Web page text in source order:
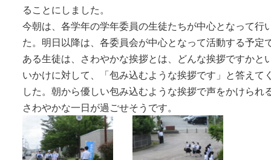
ることにしました。
今朝は、各学年の学年委員の生徒たちが中心となって行
た。明日以降は、各委員会が中心となって活動する予定
ある生徒は、さわやかな挨拶とは、どんな挨拶ですかと
いかけに対して、「包み込むような挨拶です」と答えて
した。朝から優しい包み込むような挨拶で声をかけられ
さわやかな一日が過ごせそうです。